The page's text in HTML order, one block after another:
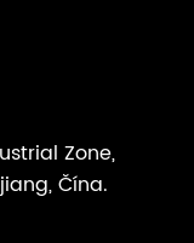
Zone,
Čína.